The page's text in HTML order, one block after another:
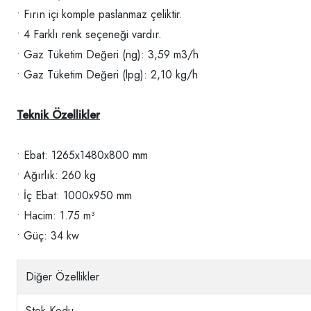
• Fırın içi komple paslanmaz çeliktir.
• 4 Farklı renk seçeneği vardır.
• Gaz Tüketim Değeri (ng): 3,59 m3/h
• Gaz Tüketim Değeri (lpg): 2,10 kg/h
Teknik Özellikler
• Ebat: 1265x1480x800 mm
• Ağırlık: 260 kg
• İç Ebat: 1000x950 mm
• Hacim: 1.75 m³
• Güç: 34 kw
Diğer Özellikler